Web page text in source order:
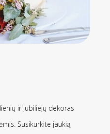
ir jubiliejų dekoras
Susikurkite jaukią,